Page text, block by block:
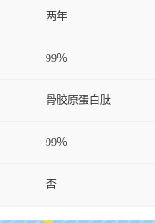
两年
99％
骨胶原蛋白肽
99％
否